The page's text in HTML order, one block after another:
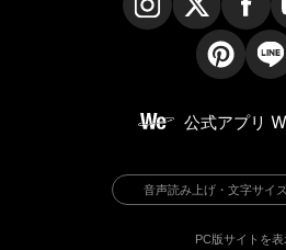
公式アプリ
音声読み上げ・文字サイ
PC版サイトを表